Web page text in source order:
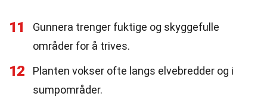
11
Gunnera trenger fuktige og skyggefulle
områder for å trives.
12
Planten vokser ofte langs elvebredder og i
sumpområder.